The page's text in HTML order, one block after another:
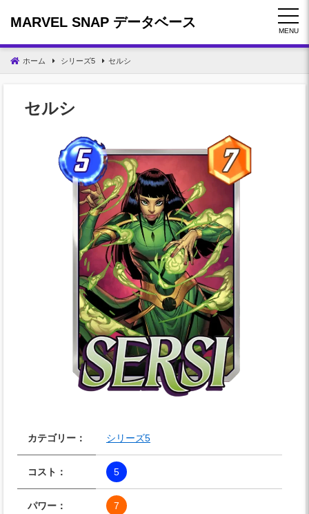
MARVEL SNAP データベース
MENU
ホーム シリーズ5 セルシ
セルシ
カテゴリー： シリーズ5
コスト： 5
パワー： 7